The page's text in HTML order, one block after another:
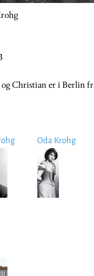
Christian er i Berlin
Oda Krohg
Image